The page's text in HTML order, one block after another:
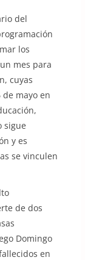
del
los
mes para
cuyas
mayo en
sigue
y es
se vinculen
de dos
Domingo
en